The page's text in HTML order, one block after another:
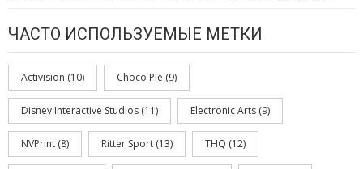
ЧАСТО ИСПОЛЬЗУЕМЫЕ МЕТКИ
Activision (10) Choco Pie (9)
Disney Interactive Studios (11) Electronic Arts (9)
NVPrint (8) Ritter Sport (13) THQ (12)